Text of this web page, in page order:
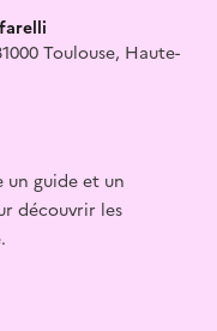
Toulouse, Haute-
un guide et un
découvrir les